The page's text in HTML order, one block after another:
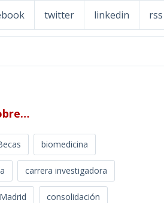
twitter linkedin rss
biomedicina
carrera investigadora
consolidación